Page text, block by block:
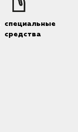
специальные
средства